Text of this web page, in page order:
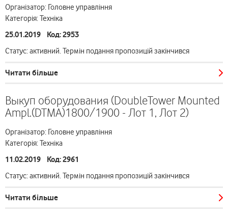
Організатор: Головне управління
Категорія: Техніка
25.01.2019 Код: 2953
Статус: активний. Термін подання пропозицій закінчився
Читати більше
Выкуп оборудования (DoubleTower Mounted
Ampl.(DTMA)1800/1900 - Лот 1, Лот 2)
Організатор: Головне управління
Категорія: Техніка
11.02.2019 Код: 2961
Статус: активний. Термін подання пропозицій закінчився
Читати більше